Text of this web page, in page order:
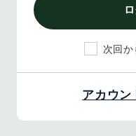
次回
アカウン